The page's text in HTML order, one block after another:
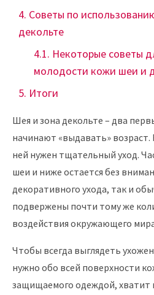
Советы по
декольте
Некоторые советы
молодости кожи шеи и
Итоги
Шея и зона декольте – два
начинают «выдавать» возраст.
ней нужен тщательный уход.
шеи и ниже остается без
декоративного ухода, так и
подвержены почти тому же
воздействия окружающего
Чтобы всегда выглядеть
нужно обо всей поверхности
защищаемого одеждой, хватит